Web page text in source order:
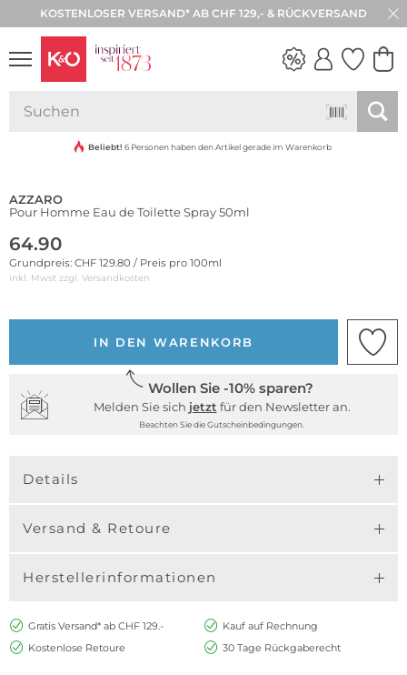
KOSTENLOSER VERSAND* AB CHF 129,- & RÜCKVERSAND
30 TAGE RÜCKGABE
VIBES
Beliebt! 6 Personen haben den Artikel gerade im Warenkorb
AZZARO
Pour Homme Eau de Toilette Spray 50ml
64.90
Grundpreis: CHF 129.80 / Preis pro 100ml
inkl. Mwst zzgl. Versandkosten
IN DEN WARENKORB
Wollen Sie -10% sparen?
Melden Sie sich jetzt für den Newsletter an.
Beachten Sie die Gutscheinbedingungen.
Details
Versand & Retoure
Herstellerinformationen
Gratis Versand* ab CHF 129.-
Kauf auf Rechnung
Kostenlose Retoure
30 Tage Rückgaberecht